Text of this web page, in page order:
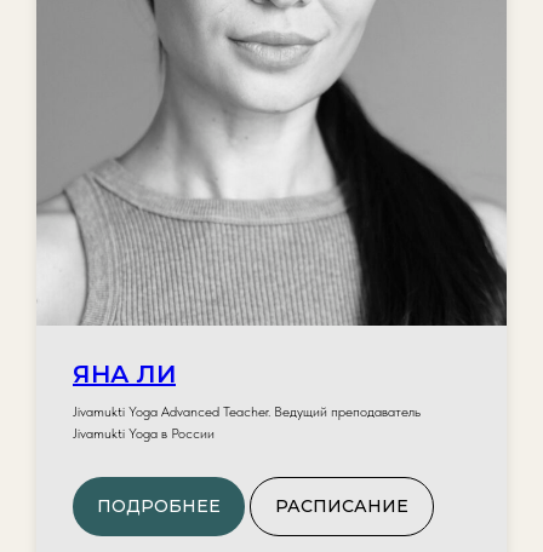
ЯНА ЛИ
Jivamukti Yoga Advanced Teacher. Ведущий преподаватель
Jivamukti Yoga в России
ПОДРОБНЕЕ РАСПИСАНИЕ